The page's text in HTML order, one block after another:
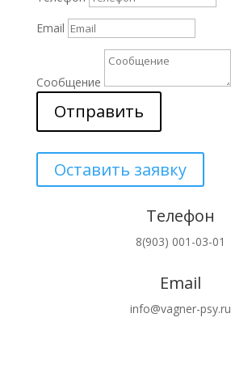
Email
Сообщение
Отправить
Оставить заявку
Телефон
8(903) 001-03-01
Email
info@vagner-psy.ru